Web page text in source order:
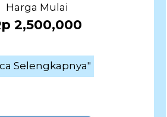
Harga Mulai
2,500,000
Selengkapnya"